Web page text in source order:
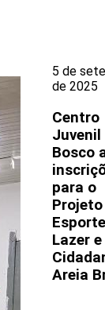
5 de
de 2025
Centro
Juvenil
Bosco
para o
Projeto
Lazer e
Areia